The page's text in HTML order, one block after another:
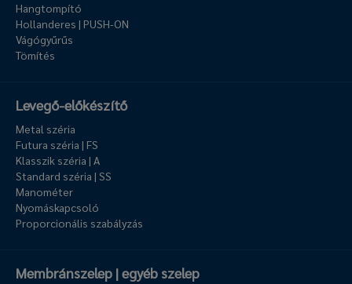
Hangtompító
Hollanderes | PUSH-ON
Vágógyűrűs
Tömítés
Levegő-előkészítő
Metal széria
Futura széria | FS
Klasszik széria | A
Standard széria | SS
Manométer
Nyomáskapcsoló
Proporcionális szabályzás
Membránszelep | egyéb szelep